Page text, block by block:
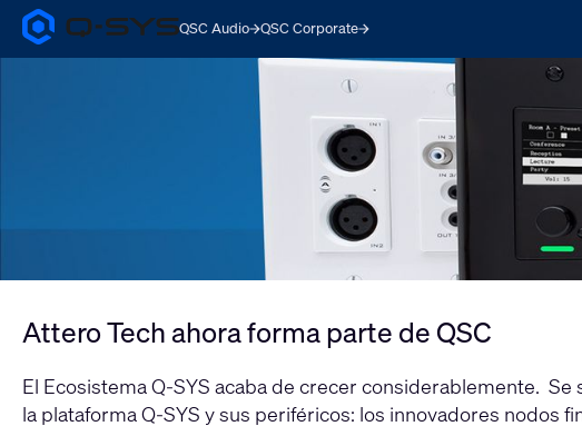
Q-
SYS
QSC Audio QSC Corporate
Attero Tech ahora forma parte de QSC
El Ecosistema Q-SYS acaba de crecer considerablemente.
la plataforma Q-SYS y sus periféricos: los innovadores nodos